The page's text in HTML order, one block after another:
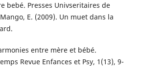
bebé. Presses Univseritaires de
E. (2009). Un muet dans la
entre mère et bébé.
Revue Enfances et Psy, 1(13), 9-